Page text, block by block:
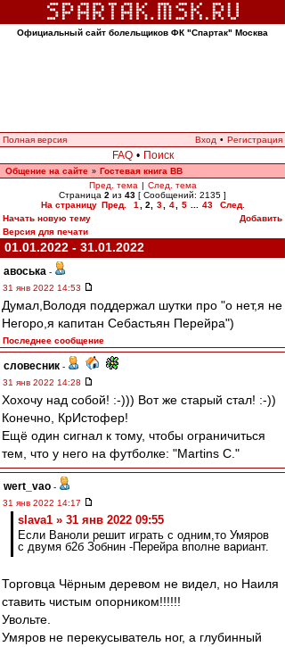
Официальный сайт болельщиков ФК "Спартак" Москва
Полная версия Вход • Регистрация
FAQ • Поиск
Общение на сайте » Гостевая книга ВВ
Пред. тема | След. тема
Страница 2 из 43 [ Сообщений: 2135 ]
На страницу Пред. 1 2 3 4 5 43
След.
Начать новую тему
Добавить
Версия для печати
01.01.2022 - 31.01.2022
авоська -
31 янв 2022 14:53
Думал,Володя поддержал шутки про "о нет,я не
Негоро,я капитан Себастьян Перейра")
Последнее сообщение
словесник -
31 янв 2022 14:28
Хохочу над собой! :-))) Вот же старый стал! :-))
Конечно, КрИстофер!
Ещё один сигнал к тому, чтобы ограничиться
тем, что у него на футболке: "Martins C."
wert_vao -
31 янв 2022 14:17
slava1 » 31 янв 2022 09:55
Если Ваноли решит играть с одним,то Умяров
с двумя б2б Зобнин -Перейра вполне вариант.
Торговца Чёрным деревом не видел, но Наиля
ставить чистым опорником!!!!!!
Увольте.
Умяров не перекусыватель ног, а глубинный